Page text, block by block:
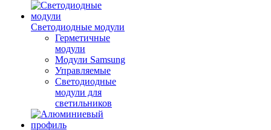
Светодиодные модули
Герметичные
модули
Модули Samsung
Управляемые
Светодиодные
модули для
светильников